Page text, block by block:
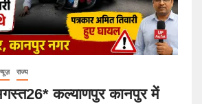
राज्य
कल्याणपुर कानपुर में